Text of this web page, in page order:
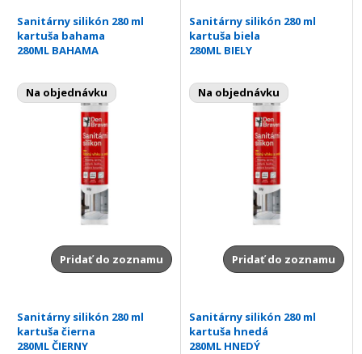
Sanitárny silikón 280 ml
kartuša bahama
280ML BAHAMA
Na objednávku
Pridať do zoznamu
Sanitárny silikón 280 ml
kartuša biela
280ML BIELY
Na objednávku
Pridať do zoznamu
Sanitárny silikón 280 ml
kartuša čierna
280ML ČIERNY
Sanitárny silikón 280 ml
kartuša hnedá
280ML HNEDÝ